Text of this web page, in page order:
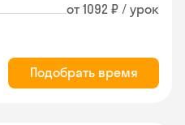
от 1092 ₽ / урок
Подобрать время